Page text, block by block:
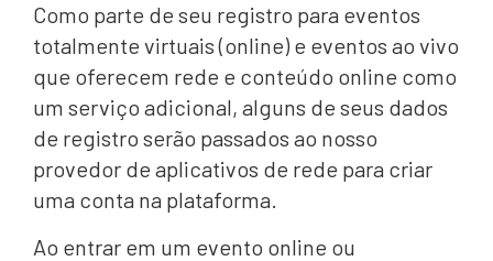
Como parte de seu registro para eventos
totalmente virtuais (online) e eventos ao vivo
que oferecem rede e conteúdo online como
um serviço adicional, alguns de seus dados
de registro serão passados ​​ao nosso
provedor de aplicativos de rede para criar
uma conta na plataforma.
Ao entrar em um evento online ou